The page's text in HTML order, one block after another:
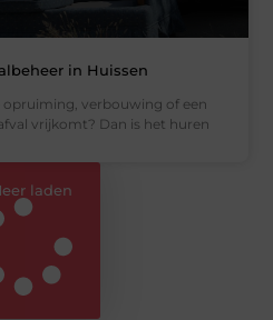
in Huissen
opruiming, verbouwing of een
vrijkomt? Dan is het huren
laden